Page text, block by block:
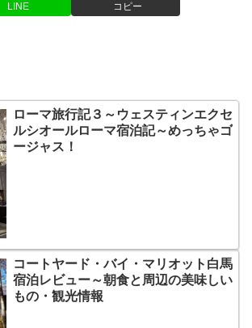
LINE コピー
ローマ旅行記３～ウェスティンエクセ
ルシオールローマ宿泊記～めっちゃゴ
ージャス！
コートヤード・バイ・マリオット白馬
宿泊レビュー～朝食と周辺の美味しい
もの・観光情報